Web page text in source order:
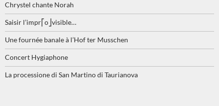
Chrystel chante Norah
Saisir l’impr⎡o⎦visible…
Une fournée banale à l’Hof ter Musschen
Concert Hygiaphone
La processione di San Martino di Taurianova